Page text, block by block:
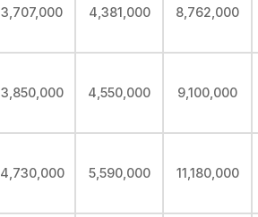
3,707,000 4,381,000 8,762,000
3,850,000 4,550,000 9,100,000
4,730,000 5,590,000 11,180,000